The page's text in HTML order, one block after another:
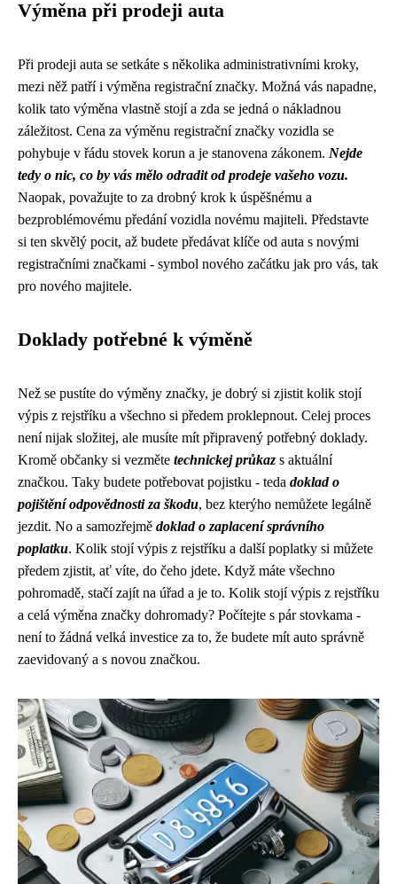
Výměna při prodeji auta
Při prodeji auta se setkáte s několika administrativními kroky,
mezi něž patří i výměna registrační značky. Možná vás napadne,
kolik tato výměna vlastně stojí a zda se jedná o nákladnou
záležitost. Cena za výměnu registrační značky vozidla se
pohybuje v řádu stovek korun a je stanovena zákonem. Nejde
tedy o nic, co by vás mělo odradit od prodeje vašeho vozu.
Naopak, považujte to za drobný krok k úspěšnému a
bezproblémovému předání vozidla novému majiteli. Představte
si ten skvělý pocit, až budete předávat klíče od auta s novými
registračními značkami - symbol nového začátku jak pro vás, tak
pro nového majitele.
Doklady potřebné k výměně
Než se pustíte do výměny značky, je dobrý si zjistit kolik stojí
výpis z rejstříku a všechno si předem proklepnout. Celej proces
není nijak složitej, ale musíte mít připravený potřebný doklady.
Kromě občanky si vezměte technickej průkaz s aktuální
značkou. Taky budete potřebovat pojistku - teda doklad o
pojištění odpovědnosti za škodu, bez kterýho nemůžete legálně
jezdit. No a samozřejmě doklad o zaplacení správního
poplatku. Kolik stojí výpis z rejstříku a další poplatky si můžete
předem zjistit, ať víte, do čeho jdete. Když máte všechno
pohromadě, stačí zajít na úřad a je to. Kolik stojí výpis z rejstříku
a celá výměna značky dohromady? Počítejte s pár stovkama -
není to žádná velká investice za to, že budete mít auto správně
zaevidovaný a s novou značkou.